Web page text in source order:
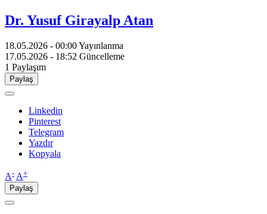
Dr. Yusuf Girayalp Atan
18.05.2026 - 00:00Yayınlanma
17.05.2026 - 18:52 Güncelleme
1 Paylaşım
Paylaş
Linkedin
Pinterest
Telegram
Yazdır
Kopyala
A- A+
Paylaş